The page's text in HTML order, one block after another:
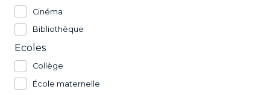
Cinéma
Bibliothèque
Ecoles
Collège
École maternelle